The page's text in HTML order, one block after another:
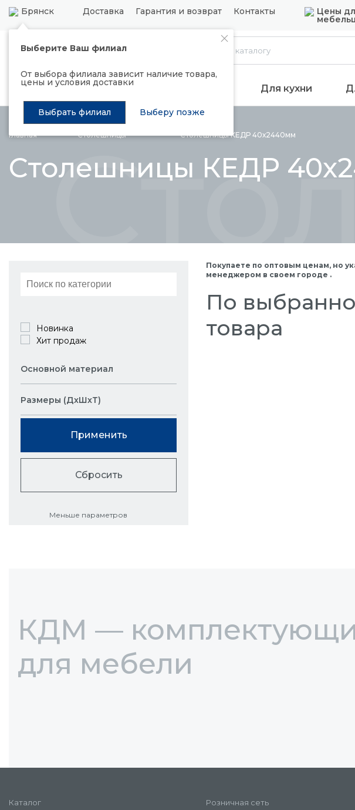
Брянск Доставка Гарантия и возврат Контакты Цены
Выберите Ваш филиал
От выбора филиала зависит наличие товара,
цены и условия доставки
Выбрать филиал Выберу позже
Каталог
Распродажа Подъемные механизмы Для кухни
Главная Столешницы Столешницы КЕДР 40х2440мм
Столешницы КЕДР
Новинка
Хит продаж
Основной материал
Размеры (ДхШхТ)
Применить
Сбросить
Меньше параметров
Покупаете по оптовым ценам, но
менеджером в своем городе .
По
товара
КДМ —
для мебели
Каталог Розничная сеть